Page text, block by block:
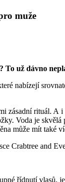
muže
už dávno
nabízejí
zásadní rituál. A
Voda je
může mít také
Crabtree and
řídnutí vlasů,